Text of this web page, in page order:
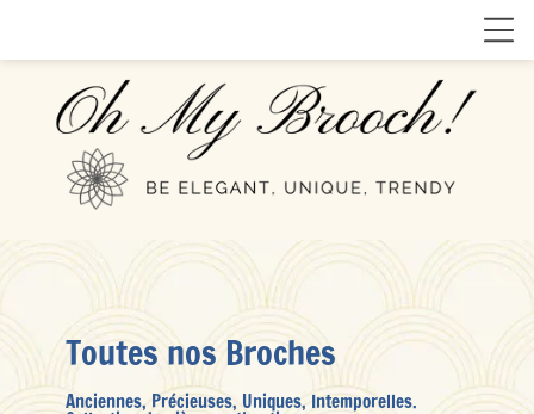
Toutes nos Broches
Anciennes, Précieuses, Uniques, Intemporelles.